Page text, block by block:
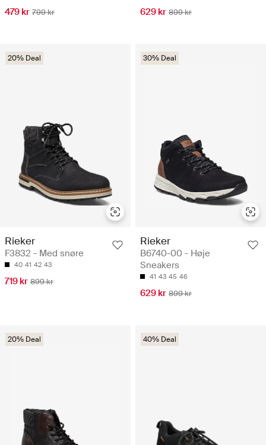
479 kr 799 kr 629 kr 899 kr
20% Deal
Rieker
F3832 - Med snøre
40 41 42 43
719 kr 899 kr
30% Deal
Rieker
B6740-00 - Høje
Sneakers
41 43 45 46
629 kr 899 kr
20% Deal 40% Deal